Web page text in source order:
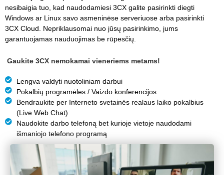
nesibaigia tuo, kad naudodamiesi 3CX galite pasirinkti diegti
Windows ar Linux savo asmeninėse serveriuose arba pasirinkti
3CX Cloud. Nepriklausomai nuo jūsų pasirinkimo, jums
garantuojamas nauduojimas be rūpesčių.
Gaukite 3CX nemokamai vieneriems metams!
Lengva valdyti nuotoliniam darbui
Pokalbių programėles / Vaizdo konferencijos
Bendraukite per Interneto svetainės realaus laiko pokalbius
(Live Web Chat)
Naudokite darbo telefoną bet kurioje vietoje naudodami
išmaniojo telefono programą